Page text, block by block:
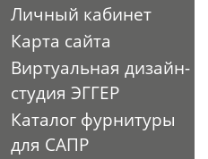
Личный кабинет
Карта сайта
Виртуальная дизайн-
студия ЭГГЕР
Каталог фурнитуры
для САПР